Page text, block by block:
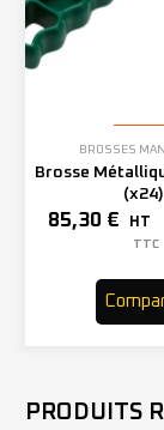
BROSSES
Brosse
(x24)
85,30 € HT
TTC
PRODUITS